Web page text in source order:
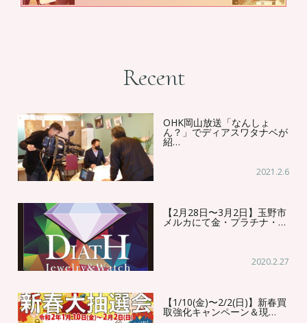
Recent
OHK岡山放送「なんしょ
ん？」でディアスワタナベが
紹…
2021.2.6
【2月28日〜3月2日】玉野市
メルカにて金・プラチナ・…
2020.2.27
【1/10(金)〜2/2(日)】新春買
取強化キャンペーン＆現…